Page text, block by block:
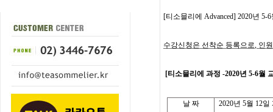
[티소믈리에 Advanced] 2020년 5-6
수강신청은 선착순 등록으로, 인
[티소믈리에 과정 -2020년 5-6월
날 짜 2020년 5월 12일